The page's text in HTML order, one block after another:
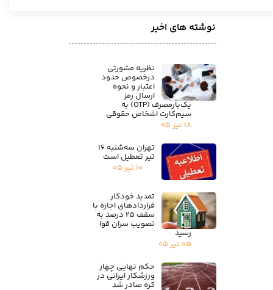
نوشته های اخیر
نظریه مشورتی
درخصوص حدود
اعتبار و نحوه
ارسال رمز
یک‌بارمصرف (OTP) به
سیم‌کارت اشخاص حقوقی
۱۸ تیر ۰۵
تهران سه‌شنبه ۱۶
تیر تعطیل است
۱۰ تیر ۰۵
تمدید خودکار
قراردادهای اجاره با
سقف ۲۵ درصد به
تصویب سران قوا
رسید
۰۵ تیر ۰۵
حکم نهایی چهار
ورزشکار ایرانی در
کره صادر شد